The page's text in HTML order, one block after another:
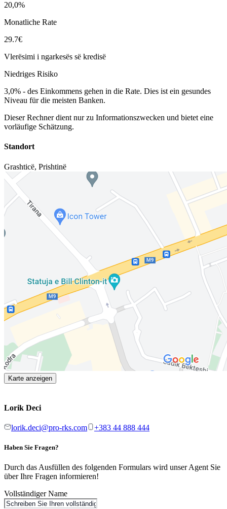
20,0%
Monatliche Rate
29.7€
Vlerësimi i ngarkesës së kredisë
Niedriges Risiko
3,0% - des Einkommens gehen in die Rate. Dies ist ein gesundes
Niveau für die meisten Banken.
Dieser Rechner dient nur zu Informationszwecken und bietet eine
vorläufige Schätzung.
Standort
Grashticë, Prishtinë
Karte anzeigen
Lorik Deci
lorik.deci@pro-rks.com +383 44 888 444
Haben Sie Fragen?
Durch das Ausfüllen des folgenden Formulars wird unser Agent Sie
über Ihre Fragen informieren!
Vollständiger Name